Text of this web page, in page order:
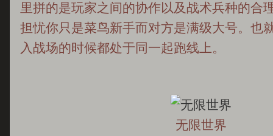
里拼的是玩家之间的协作以及战术兵种的合
担忧你只是菜鸟新手而对方是满级大号。也
入战场的时候都处于同一起跑线上。
无限世界